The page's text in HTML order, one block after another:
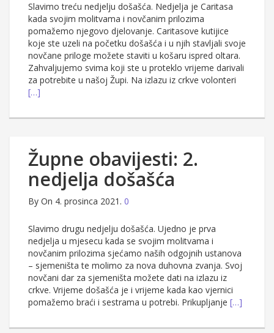
Slavimo treću nedjelju došašća. Nedjelja je Caritasa
kada svojim molitvama i novčanim prilozima
pomažemo njegovo djelovanje. Caritasove kutijice
koje ste uzeli na početku došašća i u njih stavljali svoje
novčane priloge možete staviti u košaru ispred oltara.
Zahvaljujemo svima koji ste u proteklo vrijeme darivali
za potrebite u našoj Župi. Na izlazu iz crkve volonteri
[…]
Župne obavijesti: 2.
nedjelja došašća
By On 4. prosinca 2021. 0
Slavimo drugu nedjelju došašća. Ujedno je prva
nedjelja u mjesecu kada se svojim molitvama i
novčanim prilozima sjećamo naših odgojnih ustanova
– sjemeništa te molimo za nova duhovna zvanja. Svoj
novčani dar za sjemeništa možete dati na izlazu iz
crkve. Vrijeme došašća je i vrijeme kada kao vjernici
pomažemo braći i sestrama u potrebi. Prikupljanje […]